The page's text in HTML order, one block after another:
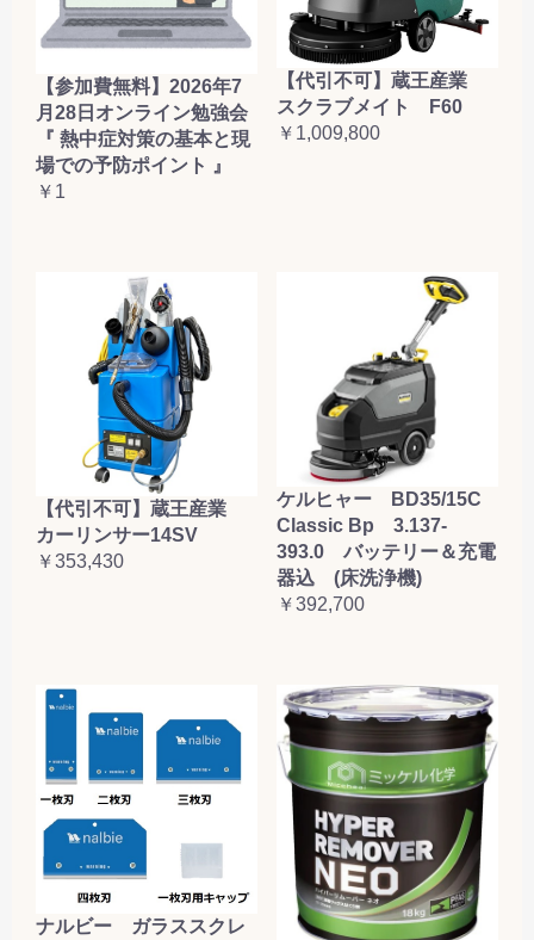
【参加費無料】2026年7
月28日オンライン勉強会
『 熱中症対策の基本と現
場での予防ポイント 』
￥1
【代引不可】蔵王産業
スクラブメイト F60
￥1,009,800
【代引不可】蔵王産業
カーリンサー14SV
￥353,430
ケルヒャー BD35/15C
Classic Bp 3.137-
393.0 バッテリー＆充電
器込 (床洗浄機)
￥392,700
ナルビー ガラススクレ